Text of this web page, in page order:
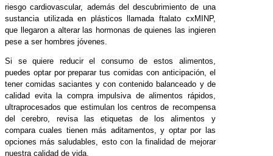
riesgo cardiovascular, además del descubrimiento de una
sustancia utilizada en plásticos llamada ftalato cxMINP,
que llegaron a alterar las hormonas de quienes las ingieren
pese a ser hombres jóvenes.
Si se quiere reducir el consumo de estos alimentos,
puedes optar por preparar tus comidas con anticipación, el
tener comidas saciantes y con contenido balanceado y de
calidad evita la compra impulsiva de alimentos rápidos,
ultraprocesados que estimulan los centros de recompensa
del cerebro, revisa las etiquetas de los alimentos y
compara cuales tienen más aditamentos, y optar por las
opciones más saludables, esto con la finalidad de mejorar
nuestra calidad de vida.